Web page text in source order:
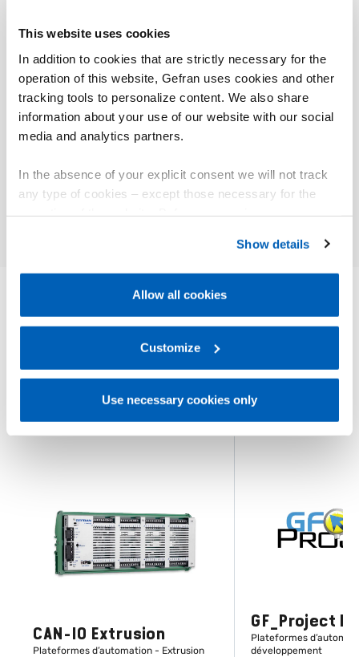
This website uses cookies
In addition to cookies that are strictly necessary for the
operation of this website, Gefran uses cookies and other
tracking tools to personalize content. We also share
information about your use of our website with our social
media and analytics partners.
In the absence of your explicit consent we will not track
any type of cookies – except those necessary for the
Gefran - Cookie
policy.
regarding processing of personal data, at the following
Gefran - Privacy Policy.
Show details
Allow all cookies
Customize
Use necessary cookies only
facilite la personnalisation aussi bien de l’interface
graphique que de la commande machine.
01 Description
Vous pourriez être intéressé par
CAN-IO Extrusion
Plateformes d’automation - Extrusion
GF_Project LX
Plateformes
développement